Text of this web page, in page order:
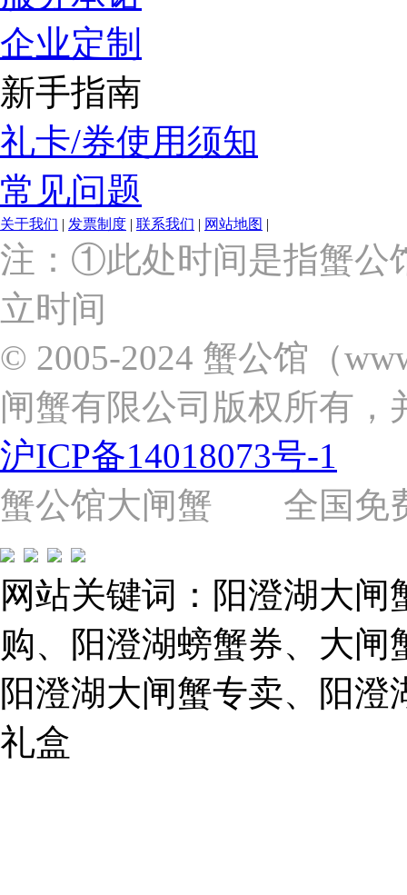
企业定制
新手指南
礼卡/券使用须知
常见问题
关于我们 | 发票制度 | 联系我们 | 网站地图 |
上
海
市
浦
东
区
杨
路
号
（靠
近
苗
圃
路）
Tel:
021-
62243579
E-
mail:
859749344@qq.com
1019225591
注：①此处时间是指蟹公
立时间
© 2005-2024 蟹公馆（
闸蟹有限公司版权所有，
沪ICP备14018073号-1
蟹公馆大闸蟹 全国免费
网站关键词：阳澄湖大
购、阳澄湖螃蟹券、大
阳澄湖大闸蟹专卖、阳
礼盒